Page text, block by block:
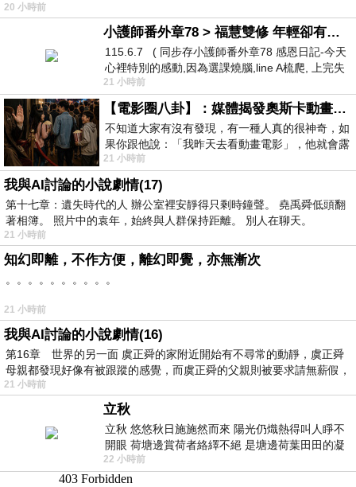
20 小時前
小護師番外章78 > 福慧雙修 年輕卻有個老靈魂 ㄑ金剛經〉podcast
115.6.7 ( 同步存小護師番外章78 感恩日記-今天
心裡特別的感動,因為選課燒腦,line A梳爬, 上完失
智課的她,特來傾
21 小時前
【電影圈八卦】：媒體揭發奧斯卡動畫項目投票醜聞！好萊塢為什麼看不起動畫電影？
不知道大家有沒有發現，有一種人真的很神奇，如
果你跟他說：「我昨天去看動畫電影」，他就會露
出一種慈祥的微笑，然後問你是不是陪小
21 小時前
我與AI討論的小說劇情(17)
第十七章：遺失時代的人 辦公室裡安靜得只剩時鐘聲。 堯禹舜低頭翻
著相簿。 照片中的袁年，始終與人群保持距離。 別人在聊天。
21 小時前
知幻即離，不作方便，離幻即覺，亦無漸次
。。。。。。。。。。
21 小時前
我與AI討論的小說劇情(16)
第16章 世界的另一面 虞正舜的家附近開始有不尋常的動靜，虞正舜
母親都發現好像有被跟蹤的感覺，而虞正舜的父親則被要求請無薪假，
21 小時前
立秋
立秋 悠悠秋日施施然而來 陽光仍熾熱得叫人睜不
開眼 荷塘邊賞荷者絡繹不絕 是塘邊荷葉田田的凝
望 風中飄逸的是映日荷花別樣紅
22 小時前